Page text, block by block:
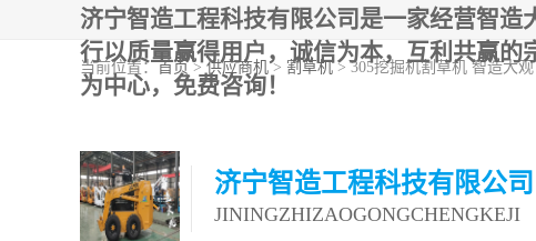
济宁智造工程科技有限公司是一家经营智
行以质量赢得用户，诚信为本，互利共赢
为中心，免费咨询！
济宁智造工程科技有限公司
JININGZHIZAOGONGCHENGKEJI
当前位置：首页 >供应商机> 割草机> 305挖掘机割草机 智造大